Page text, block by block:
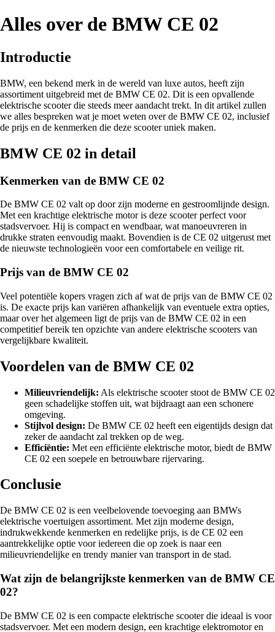
Alles over de BMW CE 02
Introductie
BMW, een bekend merk in de wereld van luxe autos, heeft zijn
assortiment uitgebreid met de BMW CE 02. Dit is een opvallende
elektrische scooter die steeds meer aandacht trekt. In dit artikel zullen
we alles bespreken wat je moet weten over de BMW CE 02, inclusief
de prijs en de kenmerken die deze scooter uniek maken.
BMW CE 02 in detail
Kenmerken van de BMW CE 02
De BMW CE 02 valt op door zijn moderne en gestroomlijnde design.
Met een krachtige elektrische motor is deze scooter perfect voor
stadsvervoer. Hij is compact en wendbaar, wat manoeuvreren in
drukke straten eenvoudig maakt. Bovendien is de CE 02 uitgerust met
de nieuwste technologieën voor een comfortabele en veilige rit.
Prijs van de BMW CE 02
Veel potentiële kopers vragen zich af wat de prijs van de BMW CE 02
is. De exacte prijs kan variëren afhankelijk van eventuele extra opties,
maar over het algemeen ligt de prijs van de BMW CE 02 in een
competitief bereik ten opzichte van andere elektrische scooters van
vergelijkbare kwaliteit.
Voordelen van de BMW CE 02
Milieuvriendelijk: Als elektrische scooter stoot de BMW CE 02
geen schadelijke stoffen uit, wat bijdraagt aan een schonere
omgeving.
Stijlvol design: De BMW CE 02 heeft een eigentijds design dat
zeker de aandacht zal trekken op de weg.
Efficiëntie: Met een efficiënte elektrische motor, biedt de BMW
CE 02 een soepele en betrouwbare rijervaring.
Conclusie
De BMW CE 02 is een veelbelovende toevoeging aan BMWs
elektrische voertuigen assortiment. Met zijn moderne design,
indrukwekkende kenmerken en redelijke prijs, is de CE 02 een
aantrekkelijke optie voor iedereen die op zoek is naar een
milieuvriendelijke en trendy manier van transport in de stad.
Wat zijn de belangrijkste kenmerken van de BMW CE
02?
De BMW CE 02 is een compacte elektrische scooter die ideaal is voor
stadsvervoer. Met een modern design, een krachtige elektromotor en